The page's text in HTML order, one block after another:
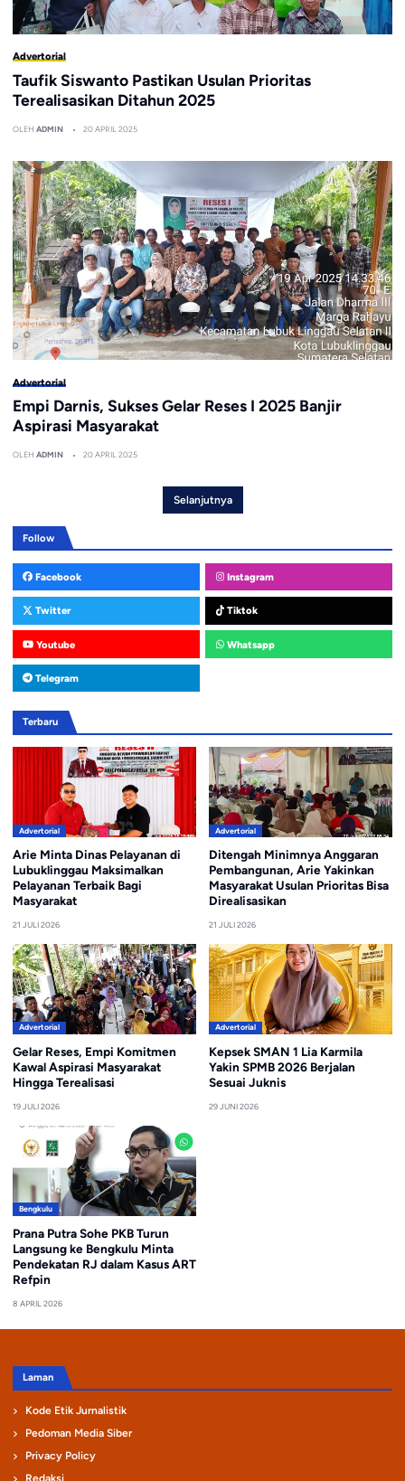
Advertorial
Taufik Siswanto Pastikan Usulan Prioritas
Terealisasikan Ditahun 2025
OLEH ADMIN 20 APRIL 2025
Advertorial
Empi Darnis, Sukses Gelar Reses I 2025 Banjir
Aspirasi Masyarakat
OLEH ADMIN 20 APRIL 2025
Selanjutnya
Follow
Facebook Instagram
Twitter Tiktok
Youtube Whatsapp
Telegram
Terbaru
Advertorial
Arie Minta Dinas Pelayanan di
Lubuklinggau Maksimalkan
Pelayanan Terbaik Bagi
Masyarakat
21 JULI 2026
Advertorial
Ditengah Minimnya Anggaran
Pembangunan, Arie Yakinkan
Masyarakat Usulan Prioritas Bisa
Direalisasikan
21 JULI 2026
Advertorial
Gelar Reses, Empi Komitmen
Kawal Aspirasi Masyarakat
Hingga Terealisasi
19 JULI 2026
Advertorial
Kepsek SMAN 1 Lia Karmila
Yakin SPMB 2026 Berjalan
Sesuai Juknis
29 JUNI 2026
Bengkulu
Prana Putra Sohe PKB Turun
Langsung ke Bengkulu Minta
Pendekatan RJ dalam Kasus ART
Refpin
8 APRIL 2026
Laman
Kode Etik Jurnalistik
Pedoman Media Siber
Privacy Policy
Redaksi